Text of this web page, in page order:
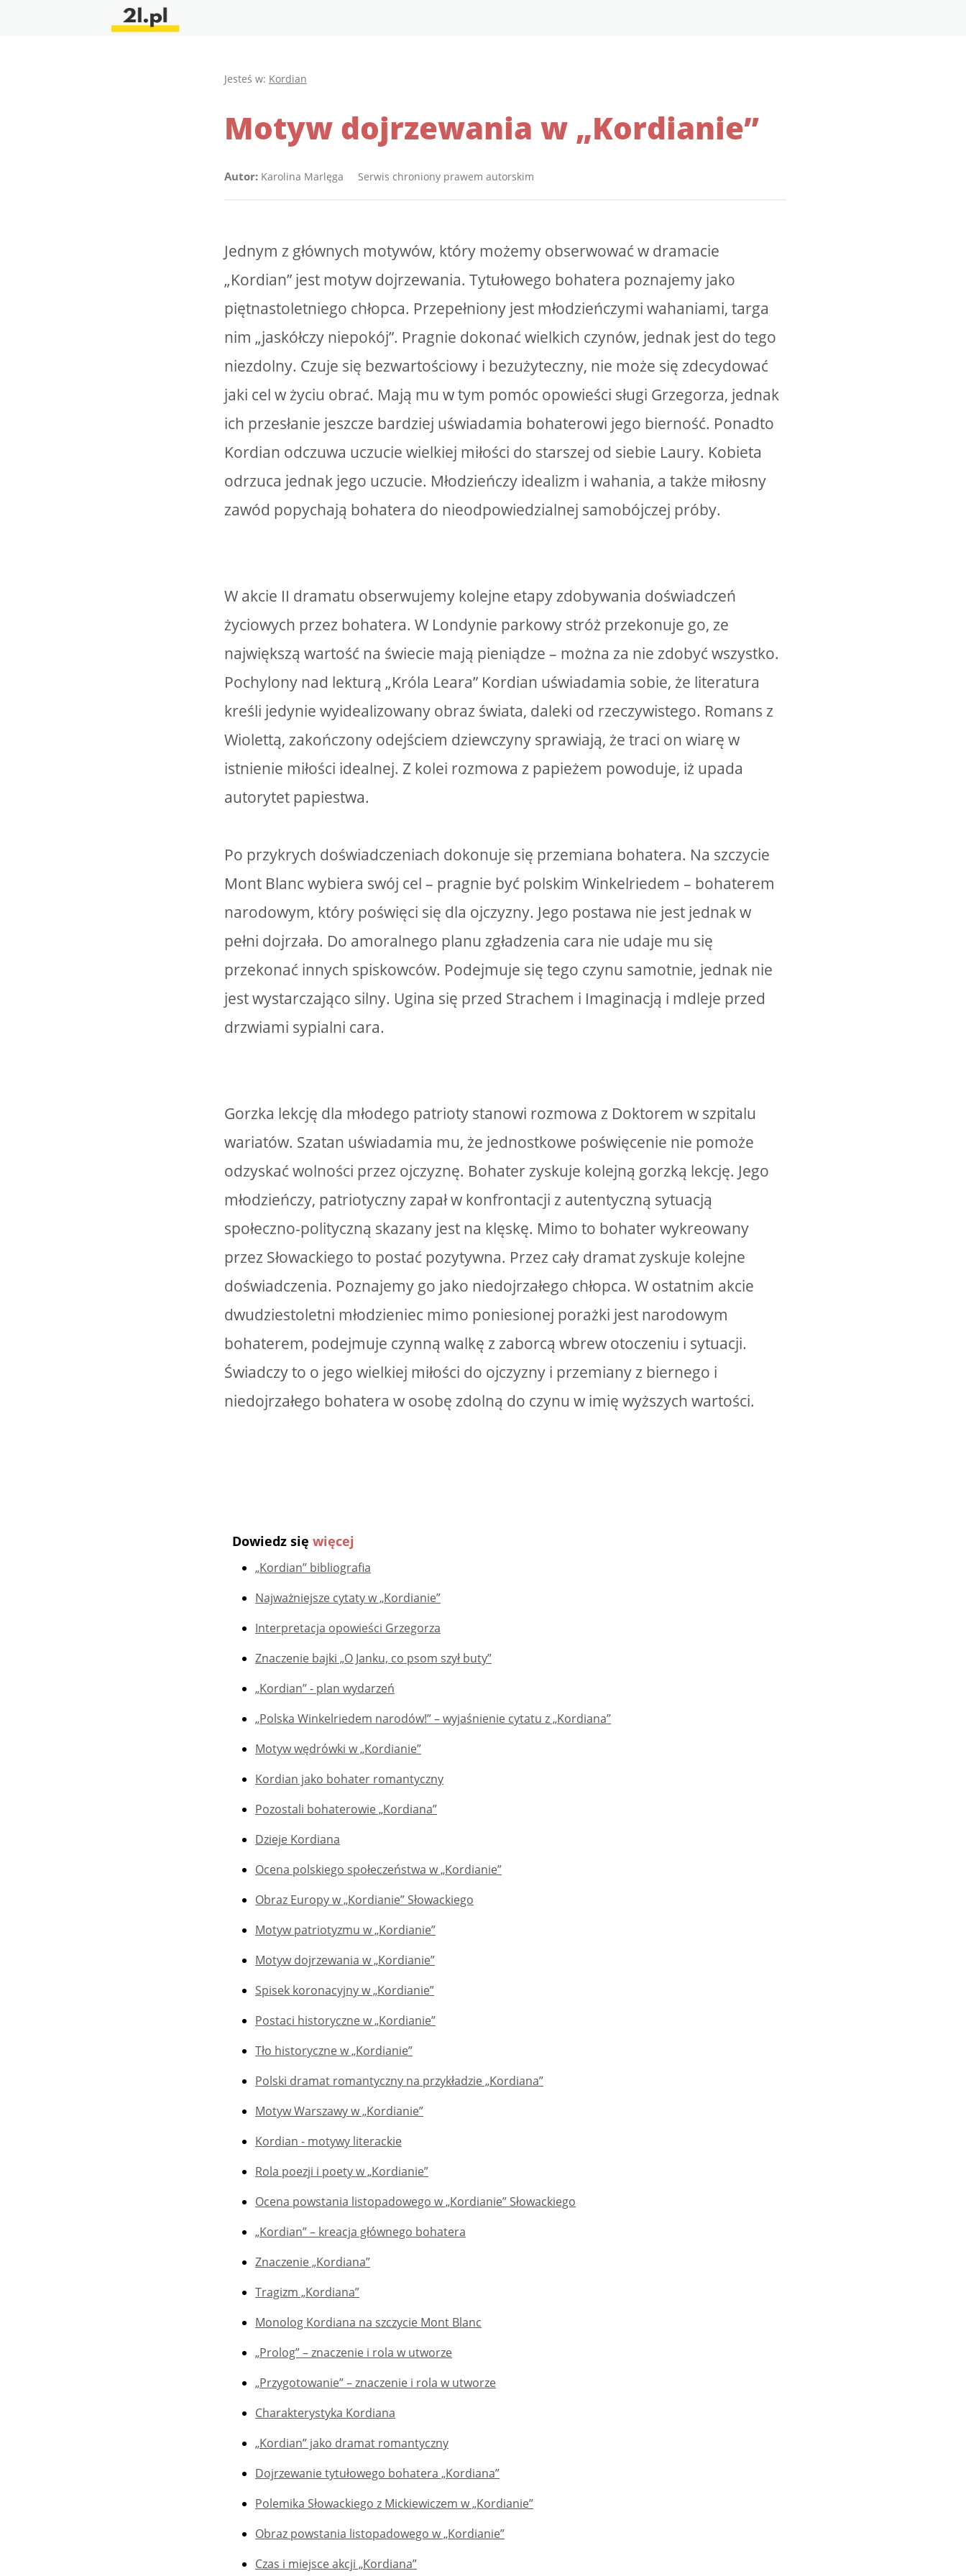
Jesteś w: Kordian
Motyw dojrzewania w „Kordianie”
Autor: Karolina Marlęga Serwis chroniony prawem autorskim
Jednym z głównych motywów, który możemy obserwować w dramacie
„Kordian” jest motyw dojrzewania. Tytułowego bohatera poznajemy jako
piętnastoletniego chłopca. Przepełniony jest młodzieńczymi wahaniami, targa
nim „jaskółczy niepokój”. Pragnie dokonać wielkich czynów, jednak jest do tego
niezdolny. Czuje się bezwartościowy i bezużyteczny, nie może się zdecydować
jaki cel w życiu obrać. Mają mu w tym pomóc opowieści sługi Grzegorza, jednak
ich przesłanie jeszcze bardziej uświadamia bohaterowi jego bierność. Ponadto
Kordian odczuwa uczucie wielkiej miłości do starszej od siebie Laury. Kobieta
odrzuca jednak jego uczucie. Młodzieńczy idealizm i wahania, a także miłosny
zawód popychają bohatera do nieodpowiedzialnej samobójczej próby.
W akcie II dramatu obserwujemy kolejne etapy zdobywania doświadczeń
życiowych przez bohatera. W Londynie parkowy stróż przekonuje go, ze
największą wartość na świecie mają pieniądze – można za nie zdobyć wszystko.
Pochylony nad lekturą „Króla Leara” Kordian uświadamia sobie, że literatura
kreśli jedynie wyidealizowany obraz świata, daleki od rzeczywistego. Romans z
Wiolettą, zakończony odejściem dziewczyny sprawiają, że traci on wiarę w
istnienie miłości idealnej. Z kolei rozmowa z papieżem powoduje, iż upada
autorytet papiestwa.
Po przykrych doświadczeniach dokonuje się przemiana bohatera. Na szczycie
Mont Blanc wybiera swój cel – pragnie być polskim Winkelriedem – bohaterem
narodowym, który poświęci się dla ojczyzny. Jego postawa nie jest jednak w
pełni dojrzała. Do amoralnego planu zgładzenia cara nie udaje mu się
przekonać innych spiskowców. Podejmuje się tego czynu samotnie, jednak nie
jest wystarczająco silny. Ugina się przed Strachem i Imaginacją i mdleje przed
drzwiami sypialni cara.
Gorzka lekcję dla młodego patrioty stanowi rozmowa z Doktorem w szpitalu
wariatów. Szatan uświadamia mu, że jednostkowe poświęcenie nie pomoże
odzyskać wolności przez ojczyznę. Bohater zyskuje kolejną gorzką lekcję. Jego
młodzieńczy, patriotyczny zapał w konfrontacji z autentyczną sytuacją
społeczno-polityczną skazany jest na klęskę. Mimo to bohater wykreowany
przez Słowackiego to postać pozytywna. Przez cały dramat zyskuje kolejne
doświadczenia. Poznajemy go jako niedojrzałego chłopca. W ostatnim akcie
dwudziestoletni młodzieniec mimo poniesionej porażki jest narodowym
bohaterem, podejmuje czynną walkę z zaborcą wbrew otoczeniu i sytuacji.
Świadczy to o jego wielkiej miłości do ojczyzny i przemiany z biernego i
niedojrzałego bohatera w osobę zdolną do czynu w imię wyższych wartości.
Dowiedz się więcej
„Kordian” bibliografia
Najważniejsze cytaty w „Kordianie”
Interpretacja opowieści Grzegorza
Znaczenie bajki „O Janku, co psom szył buty”
„Kordian” - plan wydarzeń
„Polska Winkelriedem narodów!” – wyjaśnienie cytatu z „Kordiana”
Motyw wędrówki w „Kordianie”
Kordian jako bohater romantyczny
Pozostali bohaterowie „Kordiana”
Dzieje Kordiana
Ocena polskiego społeczeństwa w „Kordianie”
Obraz Europy w „Kordianie” Słowackiego
Motyw patriotyzmu w „Kordianie”
Motyw dojrzewania w „Kordianie”
Spisek koronacyjny w „Kordianie”
Postaci historyczne w „Kordianie”
Tło historyczne w „Kordianie”
Polski dramat romantyczny na przykładzie „Kordiana”
Motyw Warszawy w „Kordianie”
Kordian - motywy literackie
Rola poezji i poety w „Kordianie”
Ocena powstania listopadowego w „Kordianie” Słowackiego
„Kordian” – kreacja głównego bohatera
Znaczenie „Kordiana”
Tragizm „Kordiana”
Monolog Kordiana na szczycie Mont Blanc
„Prolog” – znaczenie i rola w utworze
„Przygotowanie” – znaczenie i rola w utworze
Charakterystyka Kordiana
„Kordian” jako dramat romantyczny
Dojrzewanie tytułowego bohatera „Kordiana”
Polemika Słowackiego z Mickiewiczem w „Kordianie”
Obraz powstania listopadowego w „Kordianie”
Czas i miejsce akcji „Kordiana”